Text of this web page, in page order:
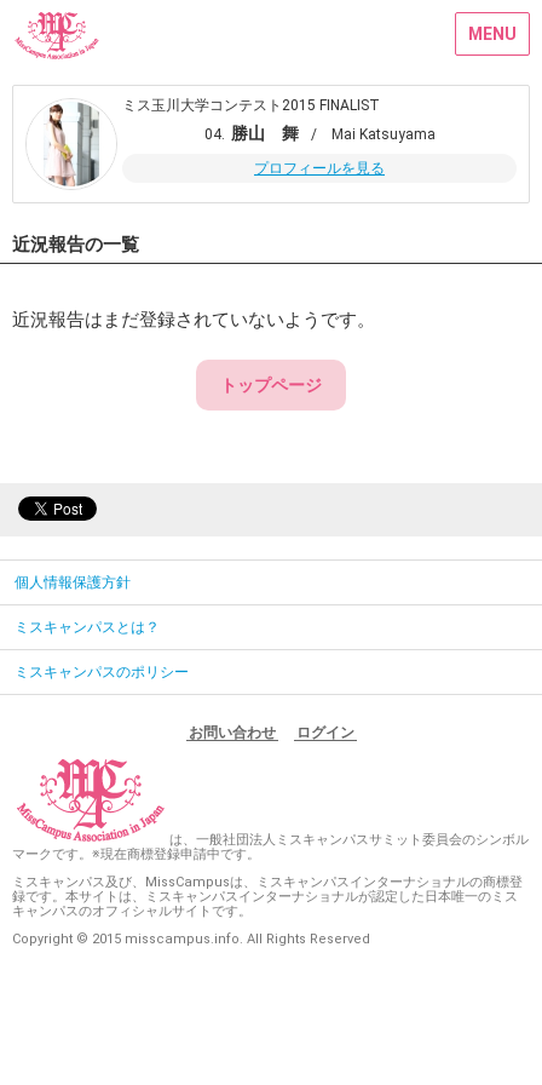
MENU
ミス玉川大学コンテスト2015 FINALIST
04. 勝山 舞
/ Mai Katsuyama
プロフィールを見る
近況報告の一覧
近況報告はまだ登録されていないようです。
トップページ
個人情報保護方針
ミスキャンパスとは？
ミスキャンパスのポリシー
お問い合わせ ログイン
は、一般社団法人ミスキャンパスサミット委員会のシンボル
マークです。※現在商標登録申請中です。
ミスキャンパス及び、MissCampusは、ミスキャンパスインターナショナルの商標登
録です。本サイトは、ミスキャンパスインターナショナルが認定した日本唯一のミス
キャンパスのオフィシャルサイトです。
Copyright © 2015 misscampus.info. All Rights Reserved